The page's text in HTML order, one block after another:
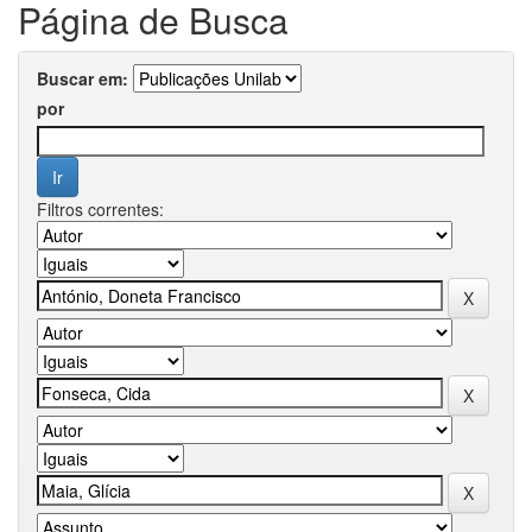
Página de Busca
Buscar em:
por
Filtros correntes: